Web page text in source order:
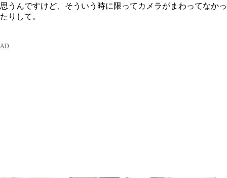
思うんですけど、そういう時に限ってカメラがまわってなかっ
たりして。